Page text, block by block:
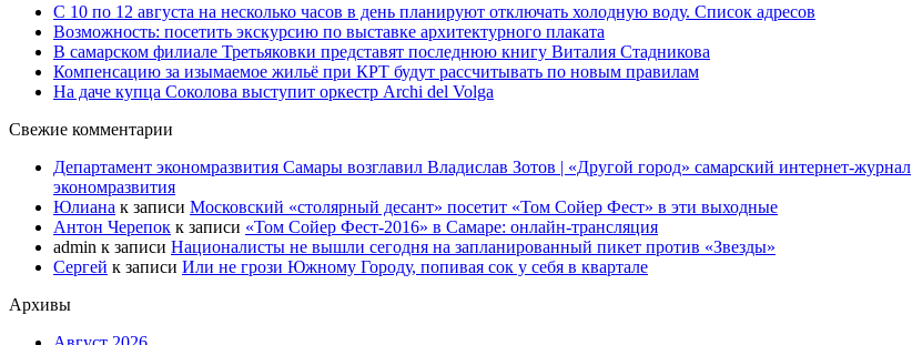
С 10 по 12 августа на несколько часов в день планируют отключать холодную воду. Список адресов
Возможность: посетить экскурсию по выставке архитектурного плаката
В самарском филиале Третьяковки представят последнюю книгу Виталия Стадникова
Компенсацию за изымаемое жильё при КРТ будут рассчитывать по новым правилам
На даче купца Соколова выступит оркестр Archi del Volga
Свежие комментарии
Департамент экономразвития Самары возглавил Владислав Зотов | «Другой город» самарский интернет-журнал
экономразвития
Юлиана к записи Московский «столярный десант» посетит «Том Сойер Фест» в эти выходные
Антон Черепок к записи «Том Сойер Фест-2016» в Самаре: онлайн-трансляция
admin к записи Националисты не вышли сегодня на запланированный пикет против «Звезды»
Сергей к записи Или не грози Южному Городу, попивая сок у себя в квартале
Архивы